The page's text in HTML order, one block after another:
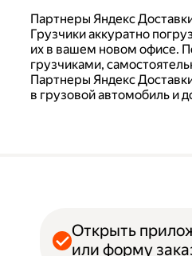
Партнеры Яндекс
Грузчики аккуратно
их в вашем новом офисе.
грузчиками,
Партнеры Яндекс
в грузовой автомобиль и
Открыть
или форму